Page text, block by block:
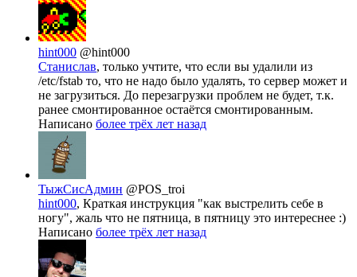
hint000 @hint000
Станислав, только учтите, что если вы удалили из
/etc/fstab то, что не надо было удалять, то сервер может и
не загрузиться. До перезагрузки проблем не будет, т.к.
ранее смонтированное остаётся смонтированным.
Написано более трёх лет назад
ТыжСисАдмин @POS_troi
hint000, Краткая инструкция "как выстрелить себе в
ногу", жаль что не пятница, в пятницу это интереснее :)
Написано более трёх лет назад